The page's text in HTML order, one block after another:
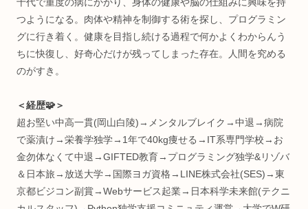
＜何してる人💡＞
“生体情報特化型” R&D(研究開発)
インタラクティブエンジニア
早稲田大学 理工学術院総合研究所
総合研究機構 ヒューマンパフォーマンス研究所招聘研究員
※発言は私個人の見解であり、所属組織を代表するもので
りません。
＜自己紹介🛸＞